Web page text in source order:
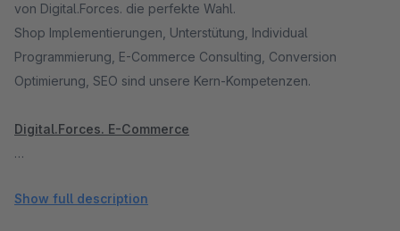
von Digital.Forces. die perfekte Wahl.
Shop Implementierungen, Unterstütung, Individual
Programmierung, E-Commerce Consulting, Conversion
Optimierung, SEO sind unsere Kern-Kompetenzen.
Digital.Forces. E-Commerce
Nufringer Str 6, 71116 Gätringen, Germany
Show full description